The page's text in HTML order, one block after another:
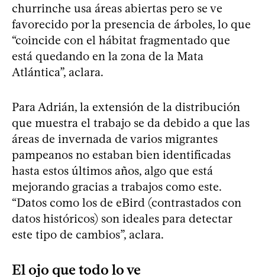
churrinche usa áreas abiertas pero se ve
favorecido por la presencia de árboles, lo que
“coincide con el hábitat fragmentado que
está quedando en la zona de la Mata
Atlántica”, aclara.
Para Adrián, la extensión de la distribución
que muestra el trabajo se da debido a que las
áreas de invernada de varios migrantes
pampeanos no estaban bien identificadas
hasta estos últimos años, algo que está
mejorando gracias a trabajos como este.
“Datos como los de eBird (contrastados con
datos históricos) son ideales para detectar
este tipo de cambios”, aclara.
El ojo que todo lo ve